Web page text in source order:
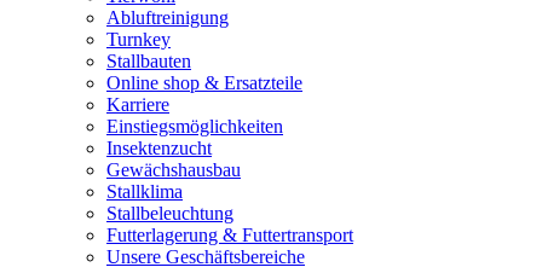
Abluftreinigung
Turnkey
Stallbauten
Online shop & Ersatzteile
Karriere
Einstiegsmöglichkeiten
Insektenzucht
Gewächshausbau
Stallklima
Stallbeleuchtung
Futterlagerung & Futtertransport
Unsere Geschäftsbereiche